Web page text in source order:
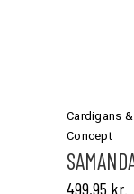
flere
varianter.
Mulighederne
kan
Cardigans
Concept
499,95 kr.